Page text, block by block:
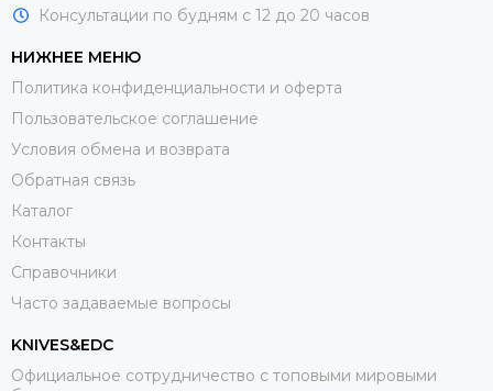
Консультации по будням с 12 до 20 часов
НИЖНЕЕ МЕНЮ
Политика конфиденциальности и оферта
Пользовательское соглашение
Условия обмена и возврата
Обратная связь
Каталог
Контакты
Справочники
Часто задаваемые вопросы
KNIVES&EDC
Официальное сотрудничество с топовыми мировыми